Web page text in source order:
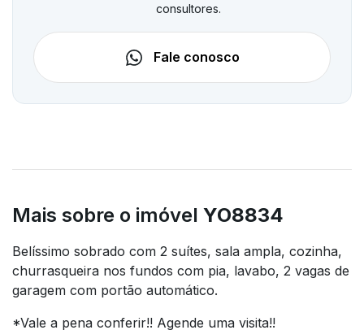
consultores.
Fale conosco
Mais sobre o imóvel YO8834
Belíssimo sobrado com 2 suítes, sala ampla, cozinha,
churrasqueira nos fundos com pia, lavabo, 2 vagas de
garagem com portão automático.
*Vale a pena conferir!! Agende uma visita!!